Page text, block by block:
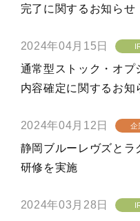
完了に関するお知ら
2024年04月15日
通常型ストック・オプ
内容確定に関するお
2024年04月12日 企
静岡ブルーレヴズとラ
研修を実施
2024年03月28日